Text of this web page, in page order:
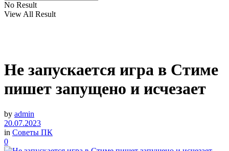
No Result
View All Result
Не запускается игра в Стиме
пишет запущено и исчезает
by admin
20.07.2023
in Советы ПК
0